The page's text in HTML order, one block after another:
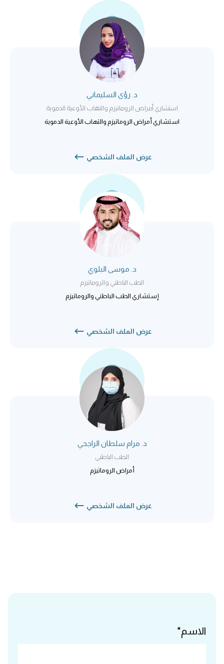
د. رؤى السليماني
استشاري أمراض الروماتيزم والتهاب الأوعية الدموية
استشاري أمراض الروماتيزم والتهاب الأوعية الدموية
عرض الملف الشخصي
د. موسى البلوي
الطب الباطني والروماتيزم
إستشاري الطب الباطني والروماتيزم
عرض الملف الشخصي
د. مرام سلطان الراجحي
الطب الباطني
أمراض الروماتيزم
عرض الملف الشخصي
الاسم*